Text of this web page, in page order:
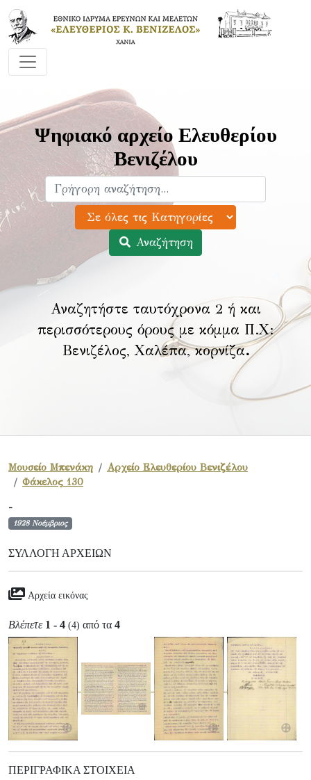
Ψηφιακό αρχείο Ελευθερίου
Βενιζέλου
Αναζήτηση
Αναζητήστε ταυτόχρονα 2 ή και
περισσότερους όρους με κόμμα Π.Χ:
Βενιζέλος, Χαλέπα, κορνίζα.
Μουσείο Μπενάκη
Αρχείο Ελευθερίου Βενιζέλου
Φάκελος 130
-
1928 Νοέμβριος
ΣΥΛΛΟΓΉ ΑΡΧΕΊΩΝ
Αρχεία εικόνας
Βλέπετε 1 - 4 (4) από τα 4
ΠΕΡΙΓΡΑΦΙΚΆ ΣΤΟΙΧΕΊΑ